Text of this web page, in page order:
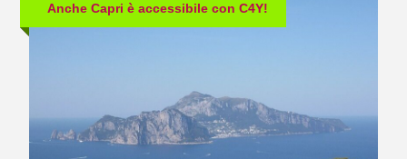
Anche Capri è accessibile con C4Y!